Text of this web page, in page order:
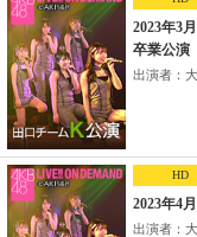
2023年3
卒業公演
出演者：
HD
2023年4
出演者：